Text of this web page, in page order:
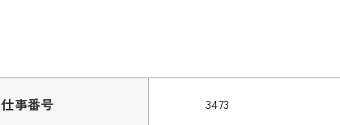
仕事番号 3473